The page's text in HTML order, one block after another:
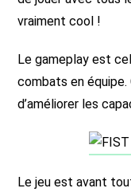
vraiment cool !
Le gameplay est
combats en
d’améliorer les
Le jeu est avant